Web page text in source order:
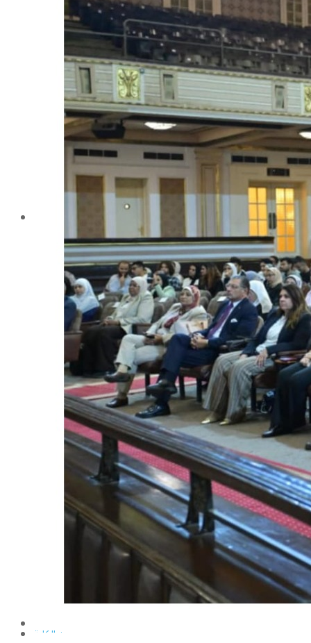
مستشارى لجان الإتحاد
تليفونات تهمك
الجوائز والمراكز خلال العام الجامعى 2019-2020
الأنشطة الطلابية
2016-2017
2017-2018
2019-2020
2020-2021
الخريجون
ملتقى الخريجين
خريجى الكلية
المستندات المطلوبة لاستخراج شهادات التخرج
الأقسام العلمية
الإجتماع الريفي والإرشاد الزراعي
الأراضى
الإقتصاد الزراعى
الألـــبان
أمراض النبات
الإنتاج الحيواني
بساتين الزينة
بساتين الفاكهة
الحشرات الإقتصادية والمبيدات
الحيوان والنيماتولوجيا الزراعية
الخضر
الصناعات الغذائية
الكيميـــاء الحيوية
النبات الزراعى
المحاصيل
الميكروبيولوجيا الزراعية
الهندسة الزراعية
الوراثة
البرامج التعليمية
برامج اللغة العربية
برامج اللغة الانجليزية
عن الكلية